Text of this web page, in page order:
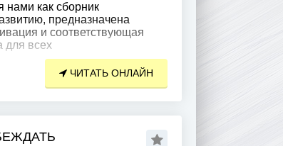
нами как сборник
предназначена
и соответствующая
для всех
ЧИТАТЬ ОНЛАЙН